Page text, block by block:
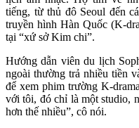
tiếng, từ thủ đô Seoul đến
truyền hình Hàn Quốc (K-
tại “xứ sở Kim chi”.
Hướng dẫn viên du lịch
ngoài thường trả nhiều tiền
để xem phim trường K-
với tôi, đó chỉ là một studio,
hơn thế nhiều”, cô nói.